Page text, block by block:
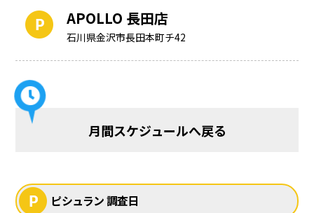
APOLLO 長田店
石川県金沢市長田本町チ42
月間スケジュールへ戻る
ピシュラン 調査日